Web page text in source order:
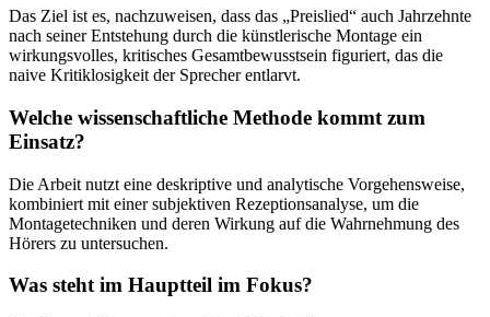
Das Ziel ist es, nachzuweisen, dass das „Preislied“ auch Jahrzehnte
nach seiner Entstehung durch die künstlerische Montage ein
wirkungsvolles, kritisches Gesamtbewusstsein figuriert, das die
naive Kritiklosigkeit der Sprecher entlarvt.
Welche wissenschaftliche Methode kommt zum
Einsatz?
Die Arbeit nutzt eine deskriptive und analytische Vorgehensweise,
kombiniert mit einer subjektiven Rezeptionsanalyse, um die
Montagetechniken und deren Wirkung auf die Wahrnehmung des
Hörers zu untersuchen.
Was steht im Hauptteil im Fokus?